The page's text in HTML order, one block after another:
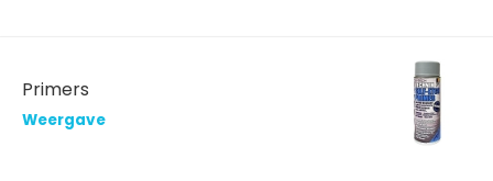
Primers
Weergave